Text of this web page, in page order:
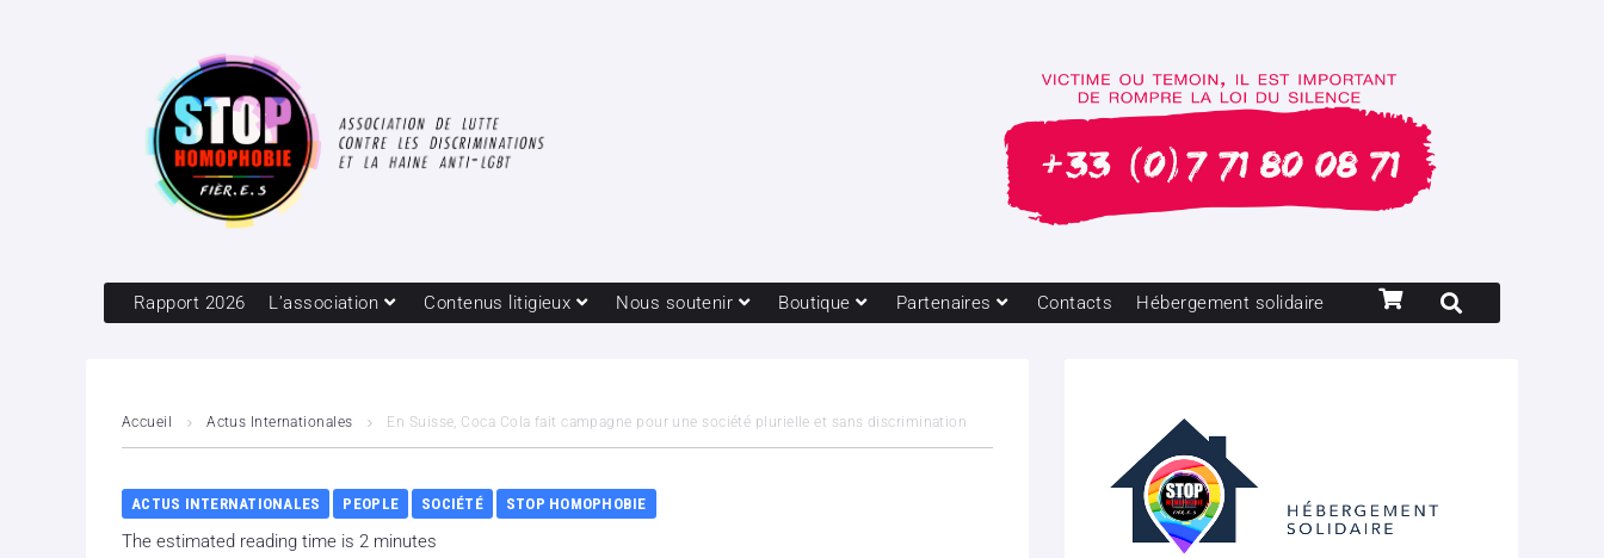
Rapport 2026 L’association Contenus litigieux Nous soutenir Boutique Partenaires Contacts Hébergement solidaire
Accueil Actus Internationales En Suisse, Coca Cola fait campagne pour une société plurielle et sans discrimination
ACTUS INTERNATIONALES PEOPLE SOCIÉTÉ STOP HOMOPHOBIE
The estimated reading time is 2 minutes